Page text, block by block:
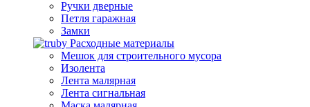
Ручки дверные
Петля гаражная
Замки
Расходные материалы
Мешок для строительного мусора
Изолента
Лента малярная
Лента сигнальная